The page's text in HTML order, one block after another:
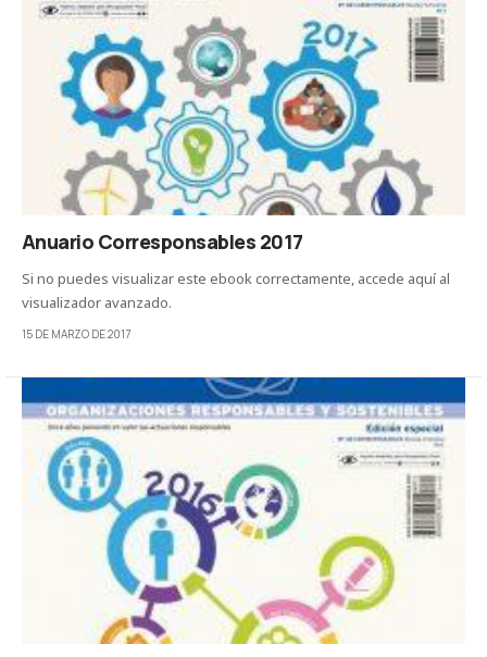
Anuario Corresponsables 2017
Si no puedes visualizar este ebook correctamente, accede aquí al
visualizador avanzado.
15 DE MARZO DE 2017